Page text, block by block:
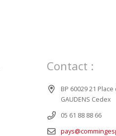
Contact :
BP 60029 21
GAUDENS Cedex
05 61 88 88 66